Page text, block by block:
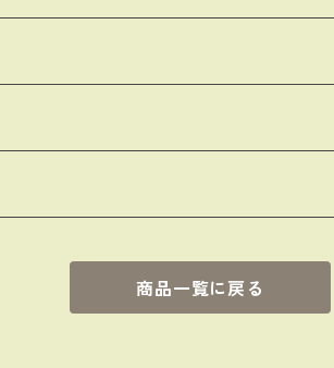
商品一覧に戻る